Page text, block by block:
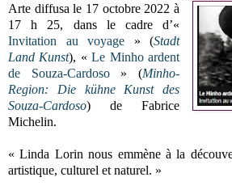
Arte diffusa le 17 octobre 2022 à
17 h 25, dans le cadre d’«
Invitation au voyage » (Stadt
Land Kunst), «Le Minho ardent
de Souza-Cardoso» (Minho-
Region: Die kühne Kunst des
Souza-Cardoso) de Fabrice
Michelin.
« Linda Lorin nous emmène à la
artistique, culturel et naturel. »